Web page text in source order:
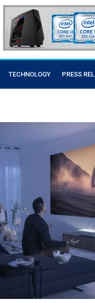
TECHNOLOGY PRESS